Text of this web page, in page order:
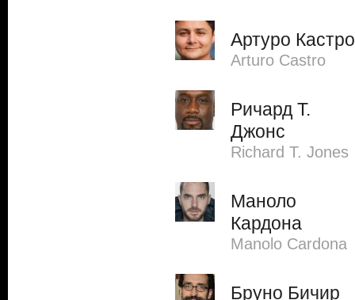
Артуро Кастро
Arturo Castro
Ричард Т.
Джонс
Richard T. Jones
Маноло
Кардона
Manolo Cardona
Бруно Бичир